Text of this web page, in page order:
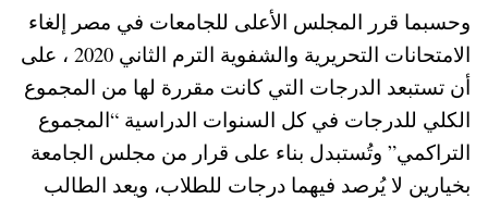
وحسبما قرر المجلس الأعلى للجامعات في مصر إلغاء
الامتحانات التحريرية والشفوية الترم الثاني 2020 ، على
أن تستبعد الدرجات التي كانت مقررة لها من المجموع
الكلي للدرجات في كل السنوات الدراسية “المجموع
التراكمي” وتُستبدل بناء على قرار من مجلس الجامعة
بخيارين لا يُرصد فيهما درجات للطلاب، ويعد الطالب